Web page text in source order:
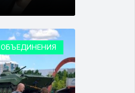
ОБЪЕДИНЕНИЯ